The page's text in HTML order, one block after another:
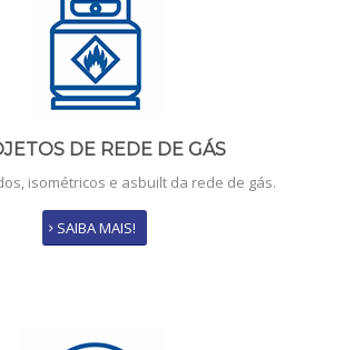
DE REDE DE GÁS
isométricos e asbuilt da rede de gás.
SAIBA MAIS!